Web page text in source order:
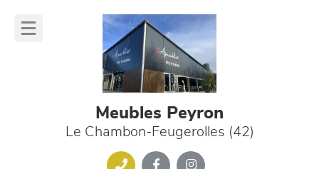
Meubles Peyron
Le Chambon-Feugerolles (42)